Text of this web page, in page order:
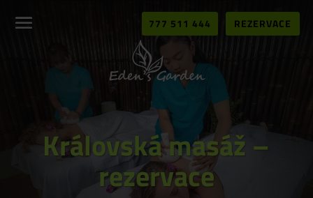
777 511 444 REZERVACE
Královská masáž –
rezervace